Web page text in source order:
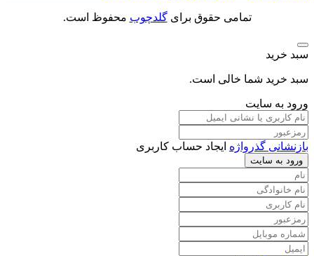
تمامی حقوق برایگلدچوبمحفوظ است.
شما خالی است.
سایت
گذرواژه ایجاد حساب کاربری
سایت